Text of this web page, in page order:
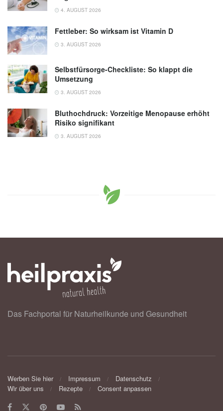
4. AUGUST 2026
Fettleber: So wirksam ist Vitamin D
3. AUGUST 2026
Selbstfürsorge-Checkliste: So klappt die
Umsetzung
3. AUGUST 2026
Bluthochdruck: Vorzeitige Menopause erhöht
Risiko signifikant
3. AUGUST 2026
Das Fachportal für Naturheilkunde und Gesundheit
Werben Sie hier Impressum
Datenschutz
Wir über uns
Rezepte Consent anpassen